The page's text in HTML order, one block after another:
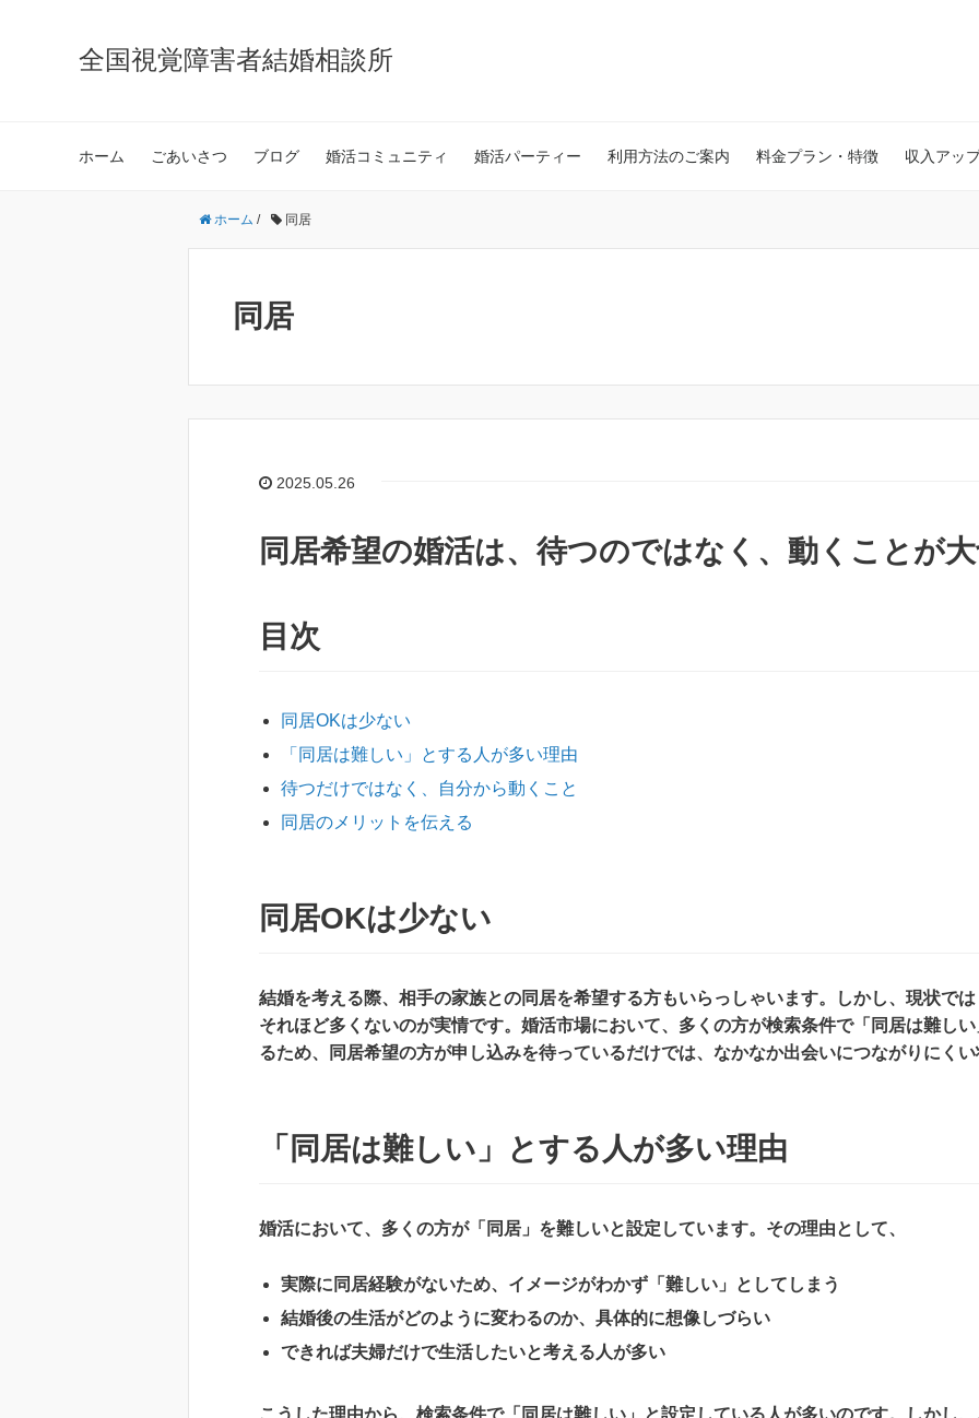
全国視覚障害者結婚相談所
ホーム ごあいさつ ブログ 婚活コミュニティ 婚活パーティー 利用方法のご案内 料金プラン・特徴 収入アッ
ホーム / 同居
同居
2025.05.26
同居希望の婚活は、待つのではなく、動くことが
目次
同居OKは少ない
「同居は難しい」とする人が多い理由
待つだけではなく、自分から動くこと
同居のメリットを伝える
同居OKは少ない
結婚を考える際、相手の家族との同居を希望する方もいらっしゃいます。しかし、現状で
それほど多くないのが実情です。婚活市場において、多くの方が検索条件で「同居は難し
るため、同居希望の方が申し込みを待っているだけでは、なかなか出会いにつながりにく
「同居は難しい」とする人が多い理由
婚活において、多くの方が「同居」を難しいと設定しています。その理由として、
実際に同居経験がないため、イメージがわかず「難しい」としてしまう
結婚後の生活がどのように変わるのか、具体的に想像しづらい
できれば夫婦だけで生活したいと考える人が多い
こうした理由から、検索条件で「同居は難しい」と設定している人が多いのです。しかし